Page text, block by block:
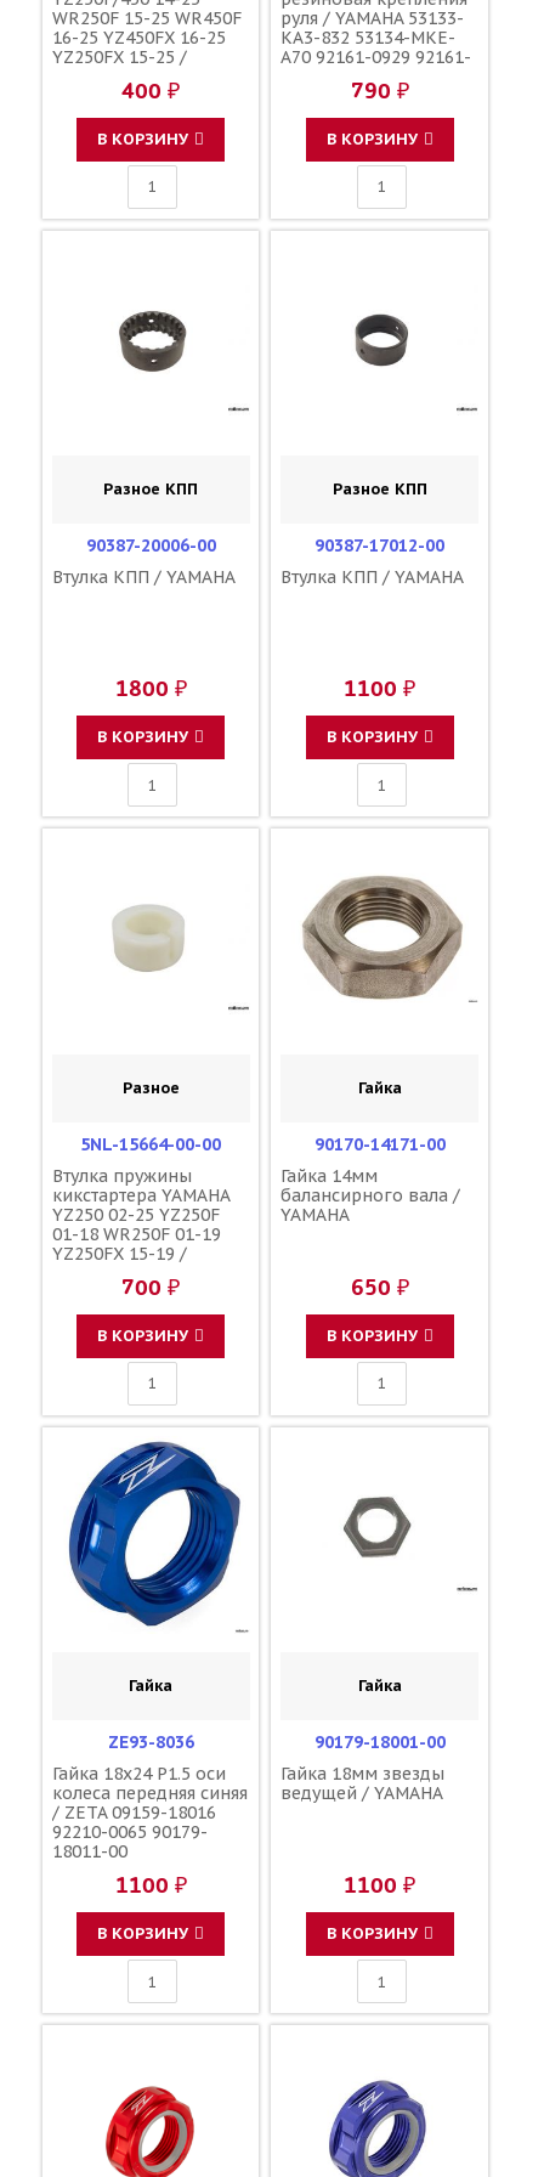
WR250F 15-25 WR450F
16-25 YZ450FX 16-25
YZ250FX 15-25 /
400 ₽
В КОРЗИНУ
руля / YAMAHA 53133-
KA3-832 53134-MKE-
A70 92161-0929 92161-
92161-0113 56241-
10H10 56241-10H11
790 ₽
В КОРЗИНУ
Разное КПП
90387-20006-00
Втулка КПП / YAMAHA
1800 ₽
В КОРЗИНУ
Разное КПП
90387-17012-00
Втулка КПП / YAMAHA
1100 ₽
В КОРЗИНУ
Разное
5NL-15664-00-00
Втулка пружины
кикстартера YAMAHA
YZ250 02-25 YZ250F
01-18 WR250F 01-19
YZ250FX 15-19 /
700 ₽
В КОРЗИНУ
Гайка
90170-14171-00
Гайка 14мм
балансирного вала /
YAMAHA
650 ₽
В КОРЗИНУ
Гайка
ZE93-8036
Гайка 18x24 P1.5 оси
колеса передняя синяя
/ ZETA 09159-18016
92210-0065 90179-
18011-00
1100 ₽
В КОРЗИНУ
Гайка
90179-18001-00
Гайка 18мм звезды
ведущей / YAMAHA
1100 ₽
В КОРЗИНУ